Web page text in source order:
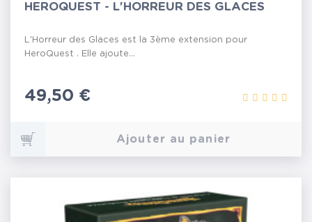
HEROQUEST - L'HORREUR DES GLACES
L'Horreur des Glaces est la 3ème extension pour
HeroQuest . Elle ajoute...
Prix
49,50 €
Ajouter au panier